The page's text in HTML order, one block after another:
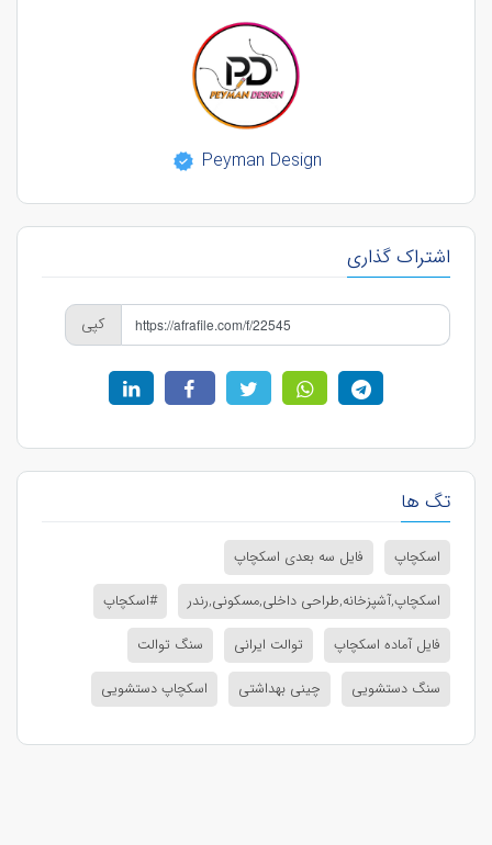
Peyman Design
اشتراک گذاری
کپی
تگ ها
اسکچاپ
فایل سه بعدی اسکچاپ
اسکچاپ,آشپزخانه,طراحی داخلی,مسکونی,رندر
#اسکچاپ
فایل آماده اسکچاپ
توالت ایرانی
سنگ توالت
سنگ دستشویی
چینی بهداشتی اسکچاپ دستشویی